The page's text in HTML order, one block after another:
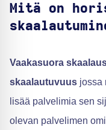
Mitä on
Vaakasuora
skaalautuvuus jossa
lisää palvelimia sen
olevan palvelimen